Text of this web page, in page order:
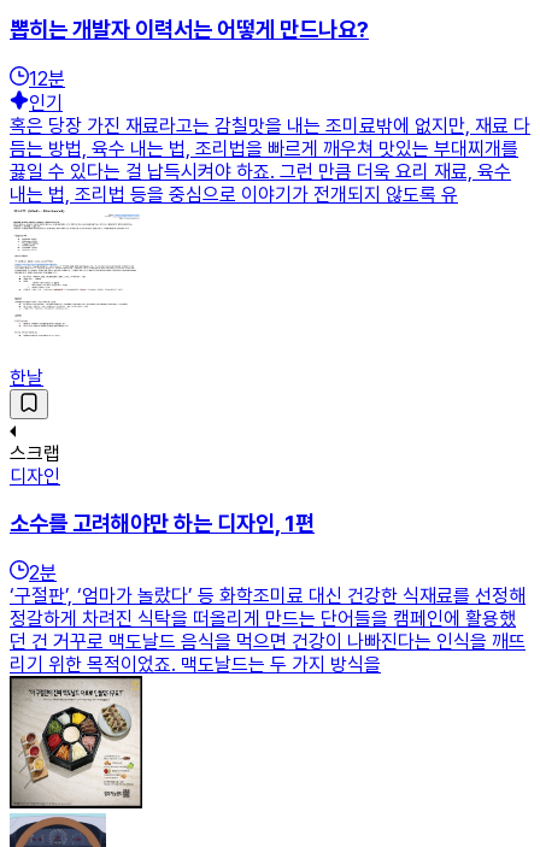
뽑히는 개발자 이력서는 어떻게 만드나요?
12분
인기
혹은 당장 가진 재료라고는 감칠맛을 내는 조미료밖에 없지만, 재료 다
듬는 방법, 육수 내는 법, 조리법을 빠르게 깨우쳐 맛있는 부대찌개를
끓일 수 있다는 걸 납득시켜야 하죠. 그런 만큼 더욱 요리 재료, 육수
내는 법, 조리법 등을 중심으로 이야기가 전개되지 않도록 유
한날
스크랩
디자인
소수를 고려해야만 하는 디자인, 1편
2분
‘구절판’, ‘엄마가 놀랐다’ 등 화학조미료 대신 건강한 식재료를 선정해
정갈하게 차려진 식탁을 떠올리게 만드는 단어들을 캠페인에 활용했
던 건 거꾸로 맥도날드 음식을 먹으면 건강이 나빠진다는 인식을 깨뜨
리기 위한 목적이었죠. 맥도날드는 두 가지 방식을